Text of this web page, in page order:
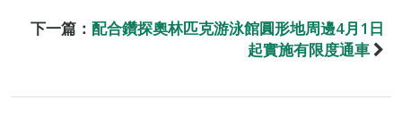
下一篇： 配合鑽探奧林匹克游泳館圓形地周邊4月1日
起實施有限度通車